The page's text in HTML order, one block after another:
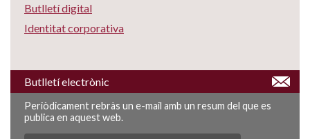
Butlletí digital
Identitat corporativa
Butlletí electrònic
Periòdicament rebràs un e-mail amb un resum del que es
publica en aquest web.